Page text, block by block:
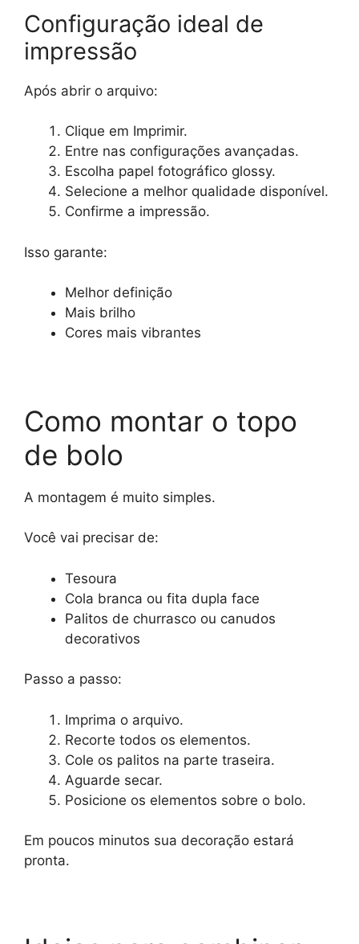
Configuração ideal de
impressão
Após abrir o arquivo:
Clique em Imprimir.
Entre nas configurações avançadas.
Escolha papel fotográfico glossy.
Selecione a melhor qualidade disponível.
Confirme a impressão.
Isso garante:
Melhor definição
Mais brilho
Cores mais vibrantes
Como montar o topo
de bolo
A montagem é muito simples.
Você vai precisar de:
Tesoura
Cola branca ou fita dupla face
Palitos de churrasco ou canudos
decorativos
Passo a passo:
Imprima o arquivo.
Recorte todos os elementos.
Cole os palitos na parte traseira.
Aguarde secar.
Posicione os elementos sobre o bolo.
Em poucos minutos sua decoração estará
pronta.